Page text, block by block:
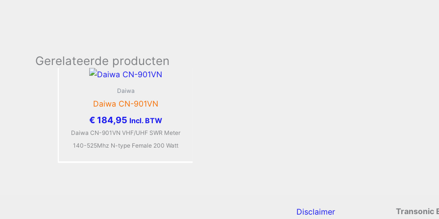
Gerelateerde producten
Daiwa
Daiwa CN-901VN
€ 184,95 Incl. BTW
Daiwa CN-901VN VHF/UHF SWR Meter
140-525Mhz N-type Female 200 Watt
Disclaimer Transonic